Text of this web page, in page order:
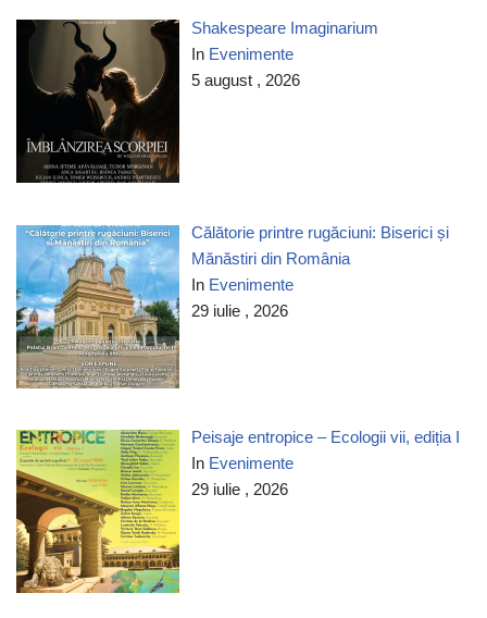
Shakespeare Imaginarium
In Evenimente
5 august , 2026
Călătorie printre rugăciuni: Biserici și
Mănăstiri din România
In Evenimente
29 iulie , 2026
Peisaje entropice – Ecologii vii, ediția I
In Evenimente
29 iulie , 2026